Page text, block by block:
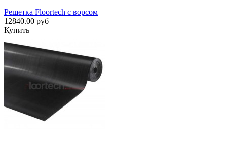
Решетка Floortech с ворсом
12840.00 руб
Купить